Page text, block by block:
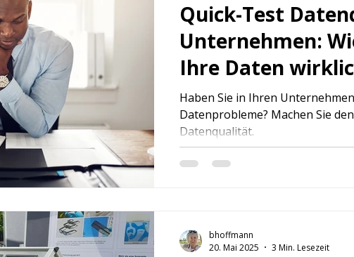
Quick-Test
Unternehmen:
Ihre Daten
Haben Sie in Ihren
Datenprobleme? Machen Sie
Datenqualität.
bhoffmann
20. Mai 2025
3 Min. Lesezeit